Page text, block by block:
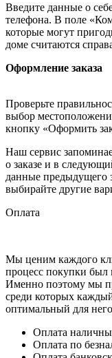
Введите данные о
телефона. В поле
которые могут
доме считаются
Оформление заказа
Проверьте
выбор
кнопку «Оформить
Наш сервис
о заказе и в
данные предыдущего
выбирайте другие
Оплата
Мы ценим каждого
процесс покупки
Именно поэтому мы
среди которых
оптимальный для
Оплата
Оплата по